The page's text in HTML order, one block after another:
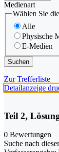
Medienart
Wählen Sie
Alle
Physische
E-Medien
Zur Trefferliste
Detailanzeige
Teil 2,
0 Bewertungen
Suche nach